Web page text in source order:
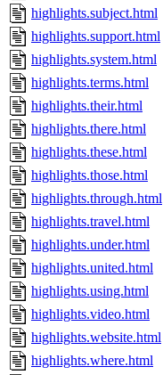
highlights.subject.html
highlights.support.html
highlights.system.html
highlights.terms.html
highlights.their.html
highlights.there.html
highlights.these.html
highlights.those.html
highlights.through.html
highlights.travel.html
highlights.under.html
highlights.united.html
highlights.using.html
highlights.video.html
highlights.website.html
highlights.where.html